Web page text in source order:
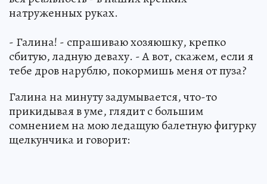
натруженных руках.
- Галина! - спрашиваю хозяюшку, крепко
сбитую, ладную деваху. - А вот, скажем, если я
тебе дров нарублю, покормишь меня от пуза?
Галина на минуту задумывается, что-то
прикидывая в уме, глядит с большим
сомнением на мою ледащую балетную фигурку
щелкунчика и говорит: